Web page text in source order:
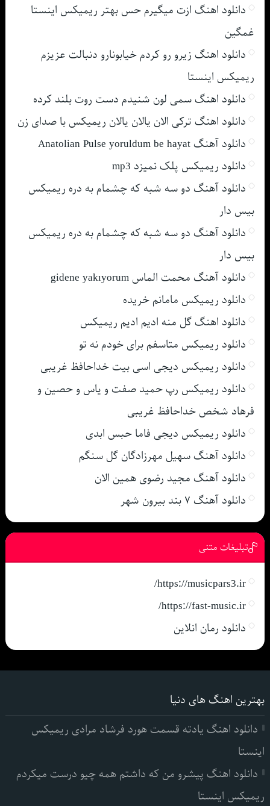
دانلود اهنگ ازت میگیرم حس بهتر ریمیکس اینستا
غمگین
دانلود اهنگ زیرو رو کردم خیابونارو دنبالت عزیزم
ریمیکس اینستا
دانلود اهنگ سمی لون شنیدم دست روت بلند کرده
دانلود اهنگ ترکی الان یالان یالان ریمیکس با صدای زن
دانلود آهنگ Anatolian Pulse yoruldum be hayat
دانلود ریمیکس پلک نمیزد mp3
دانلود آهنگ دو سه شبه که چشمام به دره ریمیکس
بیس دار
دانلود آهنگ دو سه شبه که چشمام به دره ریمیکس
بیس دار
دانلود آهنگ محمت الماس gidene yakıyorum
دانلود ریمیکس مامانم خریده
دانلود اهنگ گل منه ادیم ادیم ریمیکس
دانلود ریمیکس متاسفم برای خودم نه تو
دانلود ریمیکس دیجی اسی بیت خداحافظ غریبی
دانلود ریمیکس رپ حمید صفت و یاس و حصین و
فرهاد شخص خداحافظ غریبی
دانلود ریمیکس دیجی فاما حبس ابدی
دانلود آهنگ سهیل مهرزادگان گل سنگم
دانلود آهنگ مجید رضوی همین الان
دانلود آهنگ ۷ بند بیرون شهر
تبلیغات متنی
https://musicpars3.ir/
https://fast-music.ir/
دانلود رمان انلاین
بهترین اهنگ های دنیا
دانلود اهنگ یادته قسمت هورد فرشاد مرادی ریمیکس
اینستا
دانلود اهنگ پیشرو من که داشتم همه چیو درست میکردم
ریمیکس اینستا